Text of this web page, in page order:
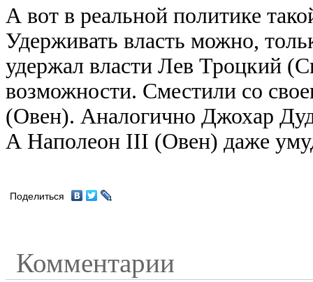
А вот в реальной политике
Удерживать власть можно,
удержал власти Лев Троцкий
возможности. Сместили со
(Овен). Аналогично Джохар
А Наполеон III (Овен) даже
Поделиться
Комментарии